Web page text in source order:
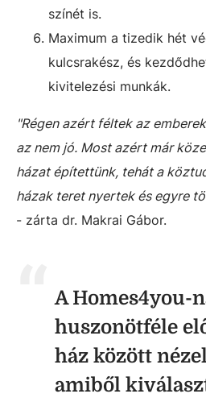
színét is.
Maximum a tizedik hét
kulcsrakész, és
kivitelezési munkák.
"Régen azért féltek az
az nem jó. Most azért már
házat építettünk, tehát a
házak teret nyertek és egyre
- zárta dr. Makrai Gábor.
A Homes4you-
huszonötféle
ház között
amiből